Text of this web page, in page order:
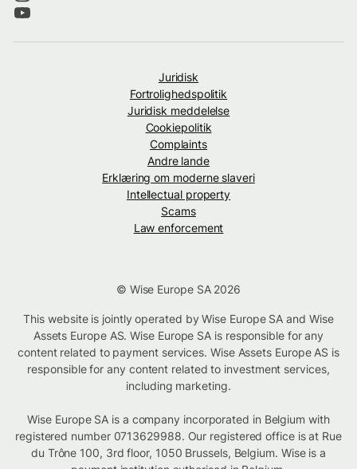
Juridisk
Fortrolighedspolitik
Juridisk meddelelse
Cookiepolitik
Complaints
Andre lande
Erklæring om moderne slaveri
Intellectual property
Scams
Law enforcement
© Wise Europe SA 2026
This website is jointly operated by Wise Europe SA and Wise
Assets Europe AS. Wise Europe SA is responsible for any
content related to payment services. Wise Assets Europe AS is
responsible for any content related to investment services,
including marketing.
Wise Europe SA is a company incorporated in Belgium with
registered number 0713629988. Our registered office is at Rue
du Trône 100, 3rd floor, 1050 Brussels, Belgium. Wise is a